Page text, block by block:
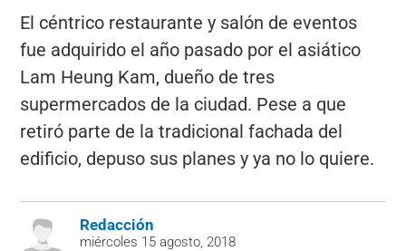
El céntrico restaurante y salón de eventos
fue adquirido el año pasado por el asiático
Lam Heung Kam, dueño de tres
supermercados de la ciudad. Pese a que
retiró parte de la tradicional fachada del
edificio, depuso sus planes y ya no lo quiere.
Redacción
miércoles 15 agosto, 2018